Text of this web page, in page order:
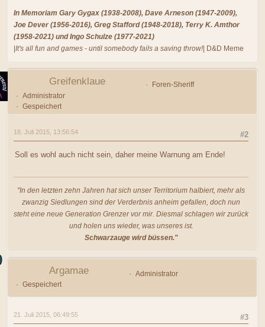
In Memoriam Gary Gygax (1938-2008), Dave Arneson (1947-2009),
Joe Dever (1956-2016), Greg Stafford (1948-2018), Terry K. Amthor
(1958-2021) und Ingo Schulze (1977-2021)
|It's all fun and games - until somebody fails a saving throw!| D&D Meme
Greifenklaue
Foren-Sheriff
Administrator
Gespeichert
#2
18. Juli 2015, 13:56:54
Soll es wohl auch nicht sein, daher meine Warnung am Ende!
"In den letzten zehn Jahren hat sich unser Territorium halbiert, mehr als
zwanzig Siedlungen sind der Verderbnis anheim gefallen, doch nun
steht eine neue Generation Grenzer vor mir. Diesmal schlagen wir zurück
und holen uns wieder, was unseres ist.
Schwarzauge wird büssen."
Argamae
Administrator
Gespeichert
#3
21. Juli 2015, 06:49:55